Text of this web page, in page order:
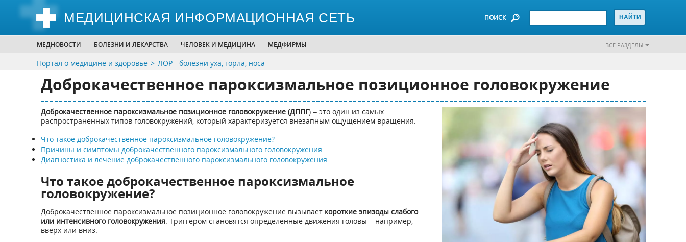
МЕДИЦИНСКАЯ ИНФОРМАЦИОННАЯ СЕТЬ ПОИСК
МЕДНОВОСТИ БОЛЕЗНИ И ЛЕКАРСТВА ЧЕЛОВЕК И МЕДИЦИНА МЕДФИРМЫ ВСЕ РАЗДЕЛЫ
Портал о медицине и здоровье ЛОР - болезни уха, горла, носа
Доброкачественное пароксизмальное позиционное головокружение
Доброкачественное пароксизмальное позиционное головокружение (ДППГ) – это один из самых
распространенных типов головокружений, который характеризуется внезапным ощущением вращения.
Что такое доброкачественное пароксизмальное головокружение?
Причины и симптомы доброкачественного пароксизмального головокружения
Диагностика и лечение доброкачественного пароксизмального головокружения
Что такое доброкачественное пароксизмальное
головокружение?
Доброкачественное пароксизмальное позиционное головокружение вызывает короткие эпизоды слабого
или интенсивного головокружения. Триггером становятся определенные движения головы – например,
вверх или вниз.